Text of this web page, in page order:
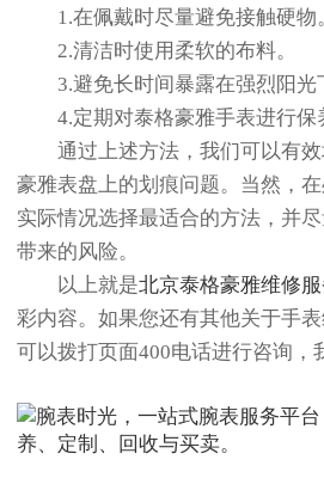
1.在佩戴时尽量避免接触硬物
2.清洁时使用柔软的布料。
3.避免长时间暴露在强烈阳光
4.定期对泰格豪雅手表进行保
通过上述方法，我们可以有效
豪雅表盘上的划痕问题。当然，
实际情况选择最适合的方法，并
带来的风险。
以上就是北京泰格豪雅维修
彩内容。如果您还有其他关于手
可以拨打页面400电话进行咨询，